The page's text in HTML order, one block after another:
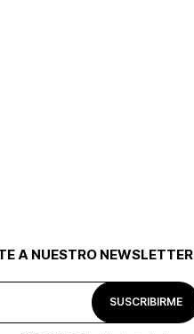
A NUESTRO NEWSLETTER
SUSCRIBIRME